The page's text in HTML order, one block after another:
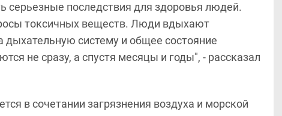
серьезные последствия для здоровья людей.
токсичных веществ. Люди вдыхают
дыхательную систему и общее состояние
не сразу, а спустя месяцы и годы", - рассказал
в сочетании загрязнения воздуха и морской